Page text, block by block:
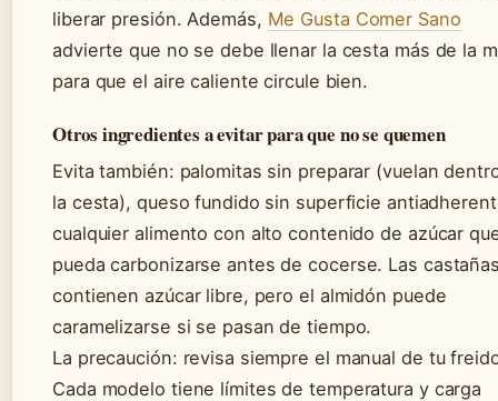
liberar presión. Además, Me Gusta Comer Sano
advierte que no se debe llenar la cesta más de la
para que el aire caliente circule bien.
Otros ingredientes a evitar para que no se quemen
Evita también: palomitas sin preparar (vuelan
la cesta), queso fundido sin superficie
cualquier alimento con alto contenido de azúcar
pueda carbonizarse antes de cocerse. Las
contienen azúcar libre, pero el almidón puede
caramelizarse si se pasan de tiempo.
La precaución: revisa siempre el manual de tu
Cada modelo tiene límites de temperatura y carga